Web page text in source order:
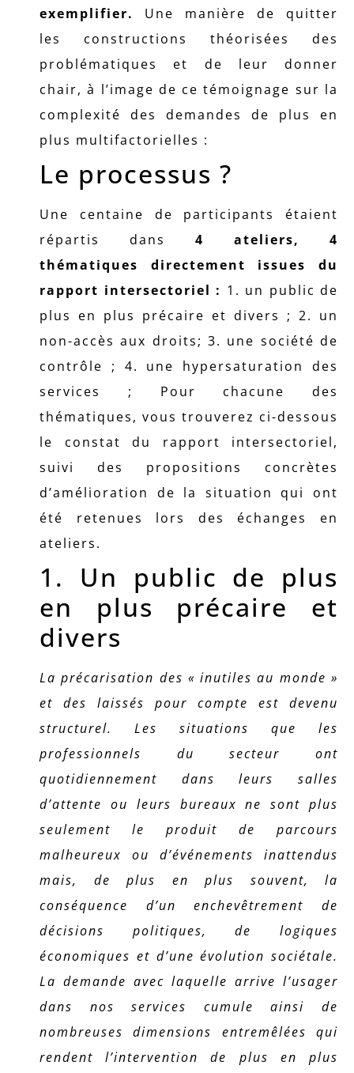
exemplifier. Une manière de quitter
les constructions théorisées des
problématiques et de leur donner
chair, à l’image de ce témoignage sur la
complexité des demandes de plus en
plus multifactorielles :
Le processus ?
Une centaine de participants étaient
répartis dans
4 ateliers, 4
thématiques directement issues du
rapport intersectoriel : 1. un public de
plus en plus précaire et divers ; 2. un
non-accès aux droits; 3. une société de
contrôle ; 4. une hypersaturation des
services ; Pour chacune des
thématiques, vous trouverez ci-dessous
le constat du rapport intersectoriel,
suivi des propositions concrètes
d’amélioration de la situation qui ont
été retenues lors des échanges en
ateliers.
1. Un public de plus
en plus précaire et
divers
La précarisation des « inutiles au monde »
et des laissés pour compte est devenu
structurel. Les situations que les
professionnels du secteur ont
quotidiennement dans leurs salles
d’attente ou leurs bureaux ne sont plus
seulement le produit de parcours
malheureux ou d’événements inattendus
mais, de plus en plus souvent, la
conséquence d’un enchevêtrement de
décisions politiques, de logiques
économiques et d’une évolution sociétale.
La demande avec laquelle arrive l’usager
dans nos services cumule ainsi de
nombreuses dimensions entremêlées qui
rendent l’intervention de plus en plus